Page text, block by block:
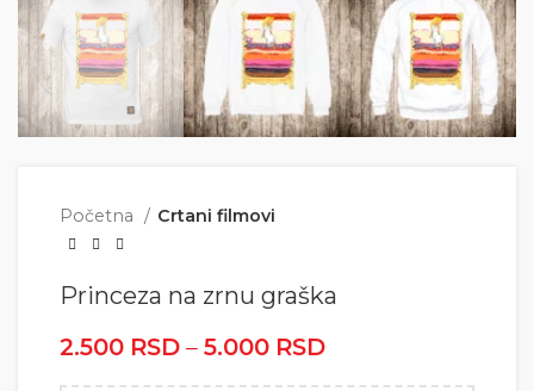
Početna Crtani filmovi
Princeza na zrnu graška
2.500 RSD – 5.000 RSD